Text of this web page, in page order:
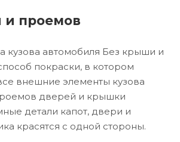
проемов
кузова автомобиля Без крыши и
покраски, в котором
внешние элементы кузова
дверей и крышки
детали капот, двери и
красятся с одной стороны.